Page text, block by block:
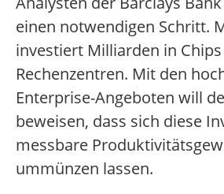
einen notwendigen Schritt.
investiert Milliarden in
Rechenzentren. Mit den
Enterprise-Angeboten will
beweisen, dass sich diese
messbare
ummünzen lassen.